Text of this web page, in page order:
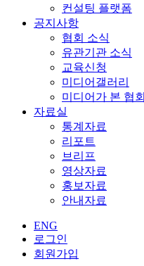
컨설팅 플랫폼
공지사항
협회 소식
유관기관 소식
교육신청
미디어갤러리
미디어가 본 협회
자료실
통계자료
리포트
브리프
영상자료
홍보자료
안내자료
ENG
로그인
회원가입